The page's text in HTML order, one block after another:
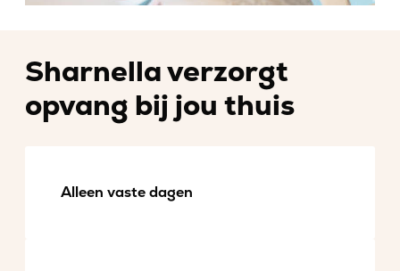
Sharnella verzorgt
opvang bij jou thuis
Alleen vaste dagen